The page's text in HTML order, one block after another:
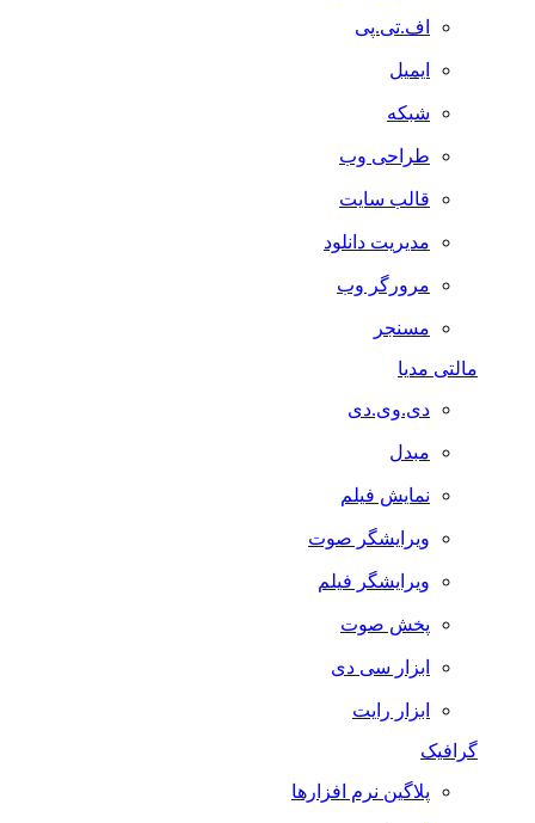
اف.تی.پی
ایمیل
شبکه
طراحی وب
قالب سایت
مدیریت دانلود
مرورگر وب
مسنجر
مالتی مدیا
دی.وی.دی
مبدل
نمایش فیلم
ویرایشگر صوت
ویرایشگر فیلم
پخش صوت
ابزار سی دی
ابزار رایت
گرافیک
پلاگین نرم افزارها